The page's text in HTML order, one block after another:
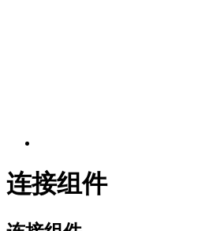
连接组件